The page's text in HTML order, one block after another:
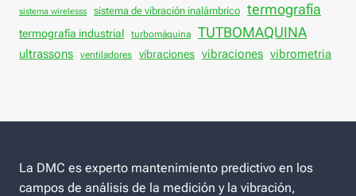
sistema wirelesss sistema de vibración inalámbrico termografía
termografía industrial turbomáquina TUTBOMAQUINA
ultrassons ventiladores vibraciones vibraciones vibrometria
La DMC es experto mantenimiento predictivo en los
campos de análisis de la medición y la vibración,